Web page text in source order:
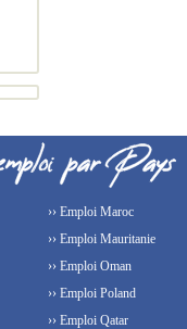
›› Emploi Maroc
›› Emploi Mauritanie
›› Emploi Oman
›› Emploi Poland
›› Emploi Qatar